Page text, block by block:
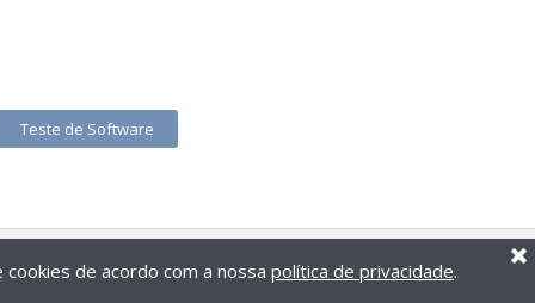
Teste de Software
de acordo com a nossa política de privacidade.